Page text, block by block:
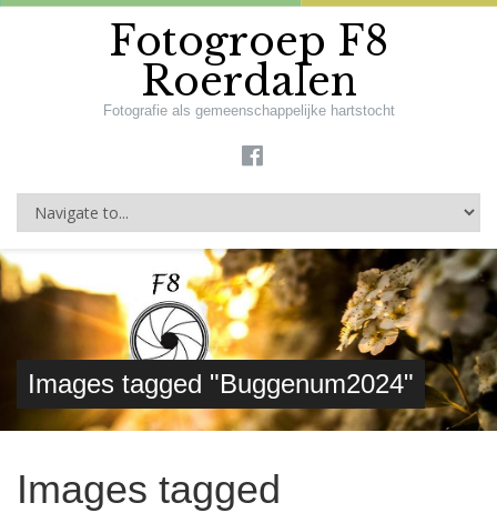
Fotogroep F8
Roerdalen
Fotografie als gemeenschappelijke hartstocht
Images tagged "Buggenum2024"
Images tagged